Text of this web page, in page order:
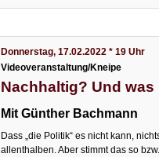
Donnerstag, 17.02.2022 * 19 Uhr
Videoveranstaltung/Kneipe
Nachhaltig? Und
Mit Günther Bachmann
Dass „die Politik“ es nicht kann,
allenthalben. Aber stimmt das so